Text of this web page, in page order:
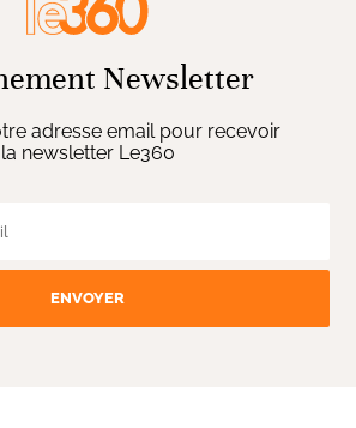
Newsletter
adresse email pour recevoir
la newsletter Le360
ENVOYER